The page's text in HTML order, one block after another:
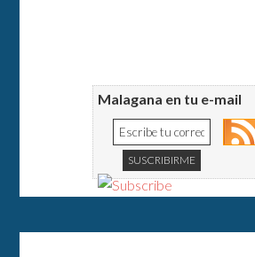
Malagana en tu e-mail